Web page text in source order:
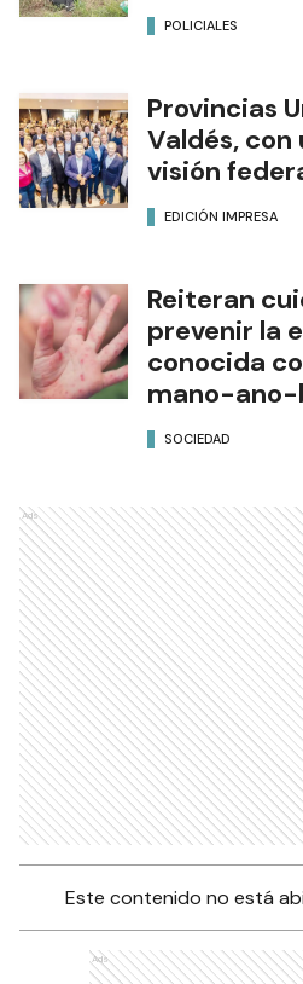
POLICIALES
Provincias
Valdés, con
visión
EDICIÓN IMPRESA
Reiteran
prevenir la
conocida
mano-ano-
SOCIEDAD
Ads
Este contenido no está
Ads